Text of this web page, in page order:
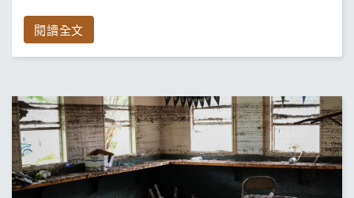
閱讀全文